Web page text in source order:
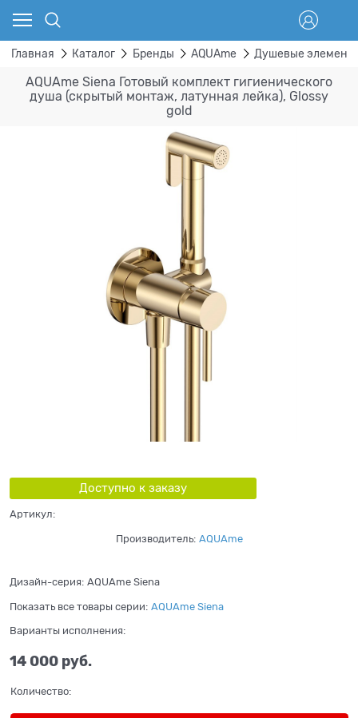
Главная Каталог Бренды AQUAme Душевые
AQUAme Siena Готовый комплект гигиенического
душа (скрытый монтаж, латунная лейка), Glossy
gold
Доступно к заказу
Артикул:
Производитель: AQUAme
Дизайн-серия: AQUAme Siena
Показать все товары серии: AQUAme Siena
Варианты исполнения:
14 000 руб.
Количество: